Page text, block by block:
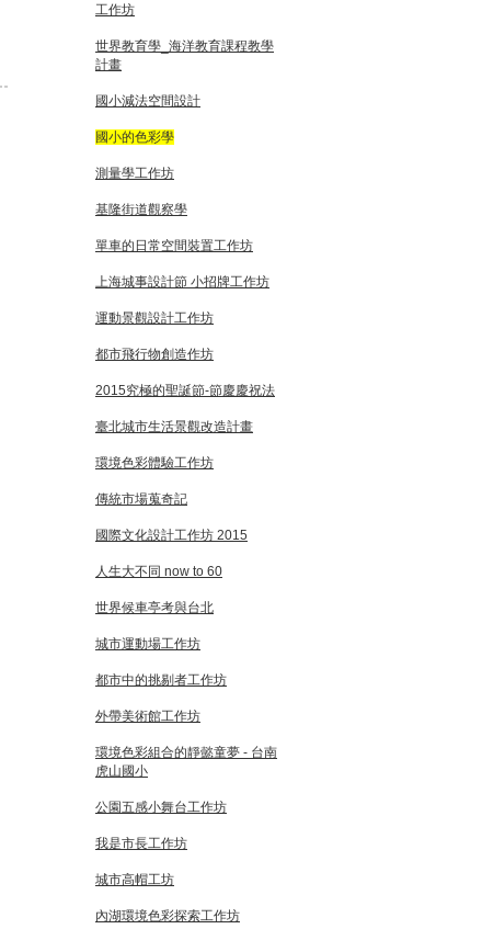
工作坊
世界教育學_海洋教育課程教學
計畫
國小減法空間設計
國小的色彩學
測量學工作坊
基隆街道觀察學
單車的日常空間裝置工作坊
上海城事設計節 小招牌工作坊
運動景觀設計工作坊
都市飛行物創造作坊
2015究極的聖誕節-節慶慶祝法
臺北城市生活景觀改造計畫
環境色彩體驗工作坊
傳統市場蒐奇記
國際文化設計工作坊 2015
人生大不同 now to 60
世界候車亭考與台北
城市運動場工作坊
都市中的挑剔者工作坊
外帶美術館工作坊
環境色彩組合的靜懿童夢 - 台南
虎山國小
公園五感小舞台工作坊
我是市長工作坊
城市高帽工坊
內湖環境色彩探索工作坊